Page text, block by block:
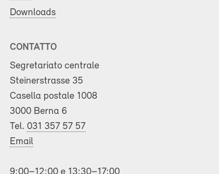
Downloads
CONTATTO
Segretariato centrale
Steinerstrasse 35
Casella postale 1008
3000 Berna 6
Tel. 031 357 57 57
Email
9:00–12:00 e 13:30–17:00